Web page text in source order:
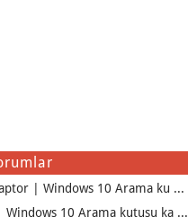
| Windows 10 Arama ku ...
Windows 10 Arama kutusu ka ...